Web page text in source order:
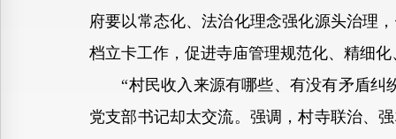
府要以常态化、法治化理念强化源头治理
档立卡工作，促进寺庙管理规范化、精细
“村民收入来源有哪些、有没有矛盾纠
党支部书记却太交流。强调，村寺联治、